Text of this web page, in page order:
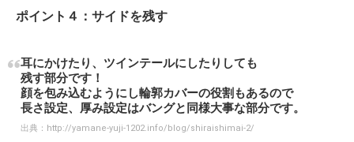
ポイント４：サイドを残す
耳にかけたり、ツインテールにしたりしても
残す部分です！
顔を包み込むようにし輪郭カバーの役割もあるので
長さ設定、厚み設定はバングと同様大事な部分です。
出典： http://yamane-yuji-1202.info/blog/shiraishimai-2/